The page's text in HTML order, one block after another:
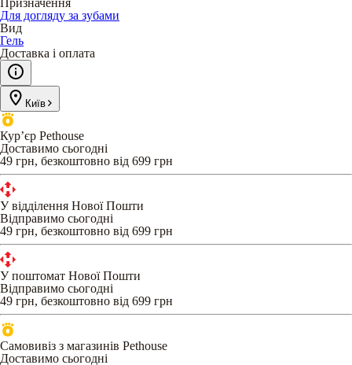
Для догляду за зубами
Вид
Гель
Доставка і оплата
Київ
Кур’єр Pethouse
Доставимо сьогодні
49 грн, безкоштовно від 699 грн
У відділення Нової Пошти
Відправимо сьогодні
49 грн, безкоштовно від 699 грн
У поштомат Нової Пошти
Відправимо сьогодні
49 грн, безкоштовно від 699 грн
Самовивіз з магазинів Pethouse
Доставимо сьогодні